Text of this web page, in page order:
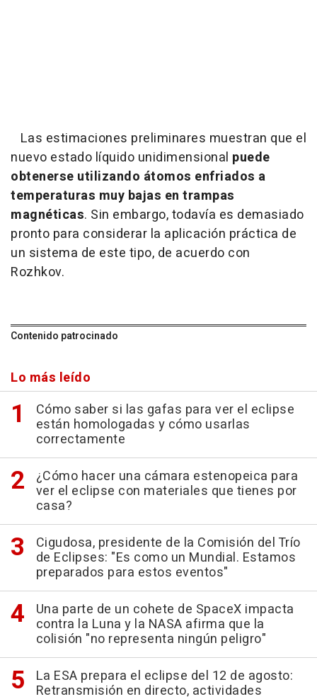
Las estimaciones preliminares muestran que el
nuevo estado líquido unidimensional puede
obtenerse utilizando átomos enfriados a
temperaturas muy bajas en trampas
magnéticas. Sin embargo, todavía es demasiado
pronto para considerar la aplicación práctica de
un sistema de este tipo, de acuerdo con
Rozhkov.
Contenido patrocinado
Lo más leído
Cómo saber si las gafas para ver el eclipse
están homologadas y cómo usarlas
correctamente
¿Cómo hacer una cámara estenopeica para
ver el eclipse con materiales que tienes por
casa?
Cigudosa, presidente de la Comisión del Trío
de Eclipses: "Es como un Mundial. Estamos
preparados para estos eventos"
Una parte de un cohete de SpaceX impacta
contra la Luna y la NASA afirma que la
colisión "no representa ningún peligro"
La ESA prepara el eclipse del 12 de agosto:
Retransmisión en directo, actividades